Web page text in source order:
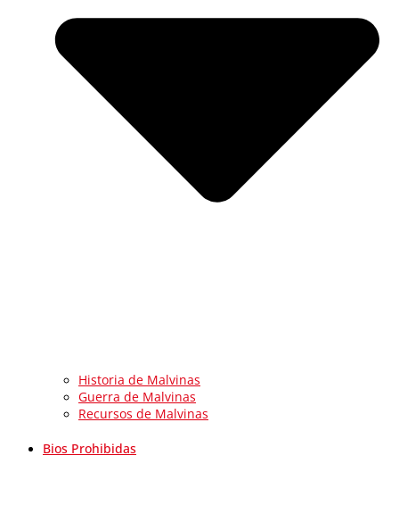
Historia de Malvinas
Guerra de Malvinas
Recursos de Malvinas
Bios Prohibidas